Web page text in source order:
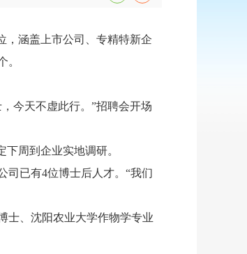
，涵盖上市公司、专精特新企
。
今天不虚此行。”招聘会开场
周到企业实地调研。
司已有4位博士后人才。“我们
士、沈阳农业大学作物学专业